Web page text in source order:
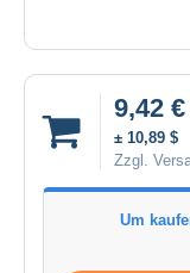
9,42 €
± 10,89 $
Zzgl.
Um